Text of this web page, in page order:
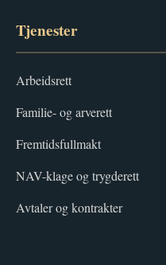
Tjenester
Arbeidsrett
Familie- og arverett
Fremtidsfullmakt
NAV-klage og trygderett
Avtaler og kontrakter